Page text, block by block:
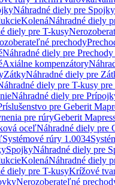
Náhradné diely pre Spojky
KolenáNáhradné diely
diely pre T-kusy
prechody
Náhradné diely pre Prechody
Axiálne kompenzátory
ZátkyNáhradné diely pre
diely pre T-kusy
Náhradné diely pre
pre Geberit
pre rúryGeberit
oceľNáhradné diely pre
Systémové rúry 1.0034
SpojkyNáhradné diely pre
KolenáNáhradné diely
diely pre T-kusyKrížové
Nerozoberateľné